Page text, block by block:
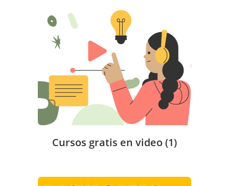
Cursos gratis en video(1)